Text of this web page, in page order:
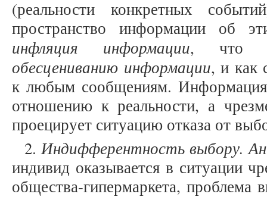
(реальности конкретных
пространство информации об
инфляция информации, что
обесцениванию информации, и как
к любым сообщениям. Информация
отношению к реальности, а
проецирует ситуацию отказа от
2.Индифферентность выбору.
индивид оказывается в ситуации
общества-гипермаркета, проблема